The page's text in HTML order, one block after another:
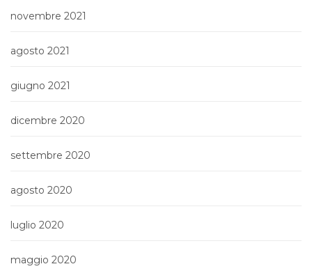
novembre 2021
agosto 2021
giugno 2021
dicembre 2020
settembre 2020
agosto 2020
luglio 2020
maggio 2020